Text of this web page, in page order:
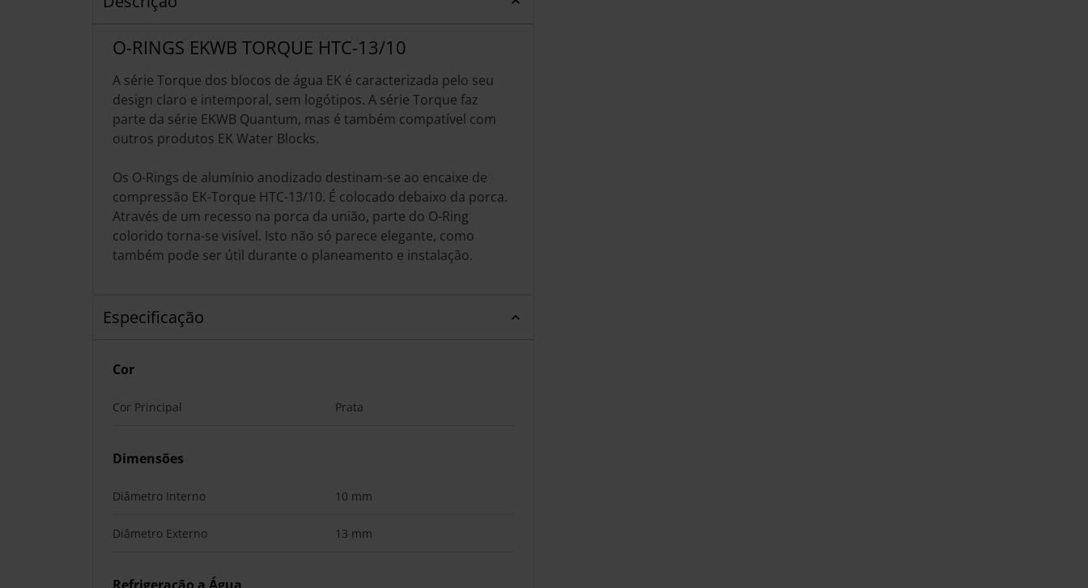
O-RINGS EKWB TORQUE HTC-13/10
A série Torque dos blocos de água EK é caracterizada pelo seu
design claro e intemporal, sem logótipos. A série Torque faz
parte da série EKWB Quantum, mas é também compatível com
outros produtos EK Water Blocks.
Os O-Rings de alumínio anodizado destinam-se ao encaixe de
compressão EK-Torque HTC-13/10. É colocado debaixo da porca.
Através de um recesso na porca da união, parte do O-Ring
colorido torna-se visível. Isto não só parece elegante, como
também pode ser útil durante o planeamento e instalação.
Especificação
Cor
Cor Principal Prata
Dimensões
Diâmetro Interno 10 mm
Diâmetro Externo 13 mm